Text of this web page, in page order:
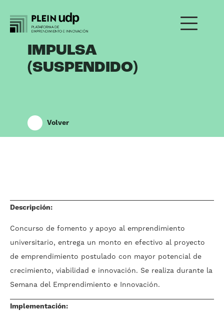
IMPULSA
(SUSPENDIDO)
Volver
Descripción:
Concurso de fomento y apoyo al emprendimiento
universitario, entrega un monto en efectivo al proyecto
de emprendimiento postulado con mayor potencial de
crecimiento, viabilidad e innovación. Se realiza durante la
Semana del Emprendimiento e Innovación.
Implementación: